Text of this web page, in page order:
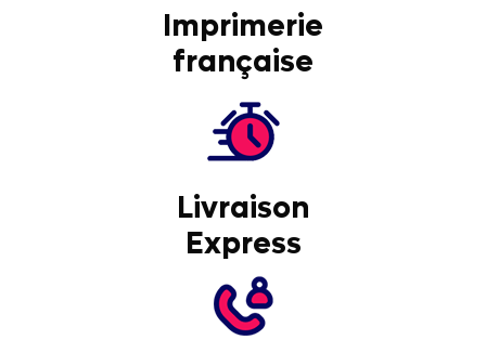
Imprimerie
française
Livraison
Express